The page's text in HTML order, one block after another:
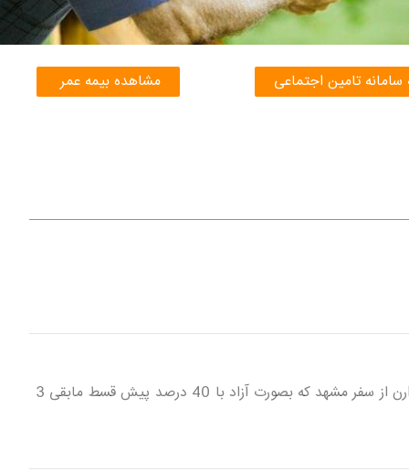
سامانه تامین اجتماعی مشاهده بیمه عمر
قابل توجه بازنشستگان و مستمری بگیران محترم شعبه یک و دو تامین اجتماعی زنجان آن دسته از عزیزانی که تمایل دارن از سفر مشهد که بصورت آزاد با 40 درصد پیش قسط مابقی 3